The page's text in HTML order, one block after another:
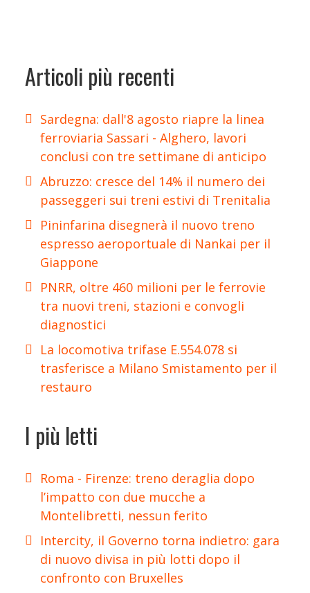
Articoli più recenti
Sardegna: dall'8 agosto riapre la linea
ferroviaria Sassari - Alghero, lavori
conclusi con tre settimane di anticipo
Abruzzo: cresce del 14% il numero dei
passeggeri sui treni estivi di Trenitalia
Pininfarina disegnerà il nuovo treno
espresso aeroportuale di Nankai per il
Giappone
PNRR, oltre 460 milioni per le ferrovie
tra nuovi treni, stazioni e convogli
diagnostici
La locomotiva trifase E.554.078 si
trasferisce a Milano Smistamento per il
restauro
I più letti
Roma - Firenze: treno deraglia dopo
l’impatto con due mucche a
Montelibretti, nessun ferito
Intercity, il Governo torna indietro: gara
di nuovo divisa in più lotti dopo il
confronto con Bruxelles